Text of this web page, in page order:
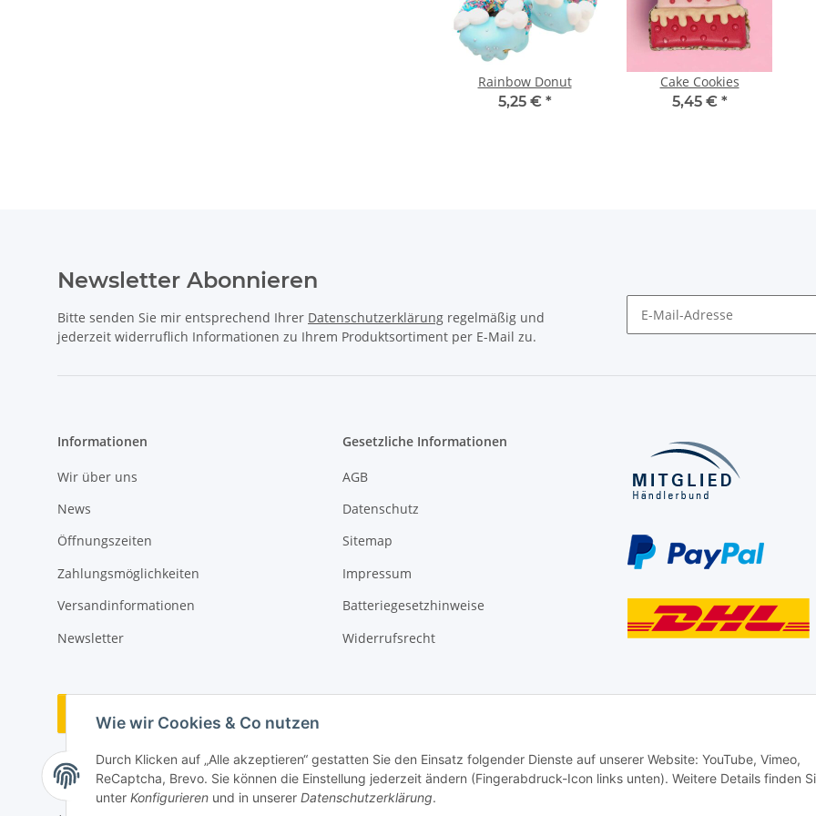
Wie wir Cookies & Co nutzen
Durch Klicken auf „Alle akzeptieren“ gestatten Sie den Einsatz folgender Dienste auf unserer Website: YouTube, Vimeo,
ReCaptcha, Brevo. Sie können die Einstellung jederzeit ändern (Fingerabdruck-Icon links unten). Weitere Details finden
unter Konfigurieren und in unserer Datenschutzerklärung.
Rainbow Donut
5,25 € *
Cake Cookies
5,45 € *
Newsletter Abonnieren
Bitte senden Sie mir entsprechend Ihrer Datenschutzerklärung regelmäßig und
jederzeit widerruflich Informationen zu Ihrem Produktsortiment per E-Mail zu.
Informationen
Wir über uns
News
Öffnungszeiten
Zahlungsmöglichkeiten
Versandinformationen
Newsletter
Gesetzliche Informationen
AGB
Datenschutz
Sitemap
Impressum
Batteriegesetzhinweise
Widerrufsrecht
Vertrag widerrufen